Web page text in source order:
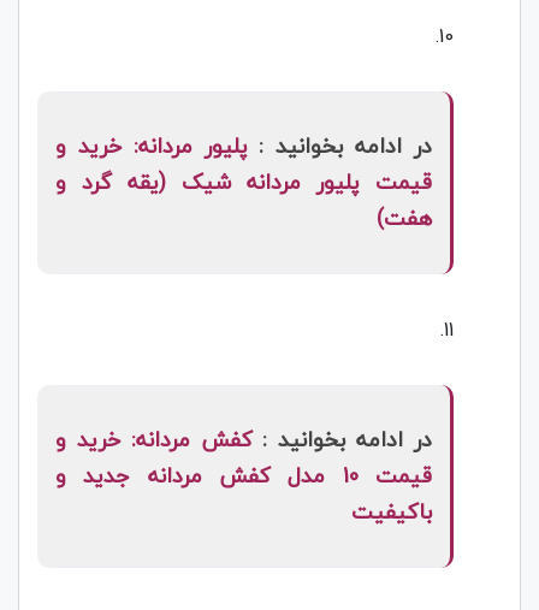
در ادامه بخوانید :پلیور مردانه: خرید و
قیمت پلیور مردانه شیک (یقه گرد و
هفت)
در ادامه بخوانید :کفش مردانه: خرید و
قیمت 10 مدل کفش مردانه جدید و
باکیفیت